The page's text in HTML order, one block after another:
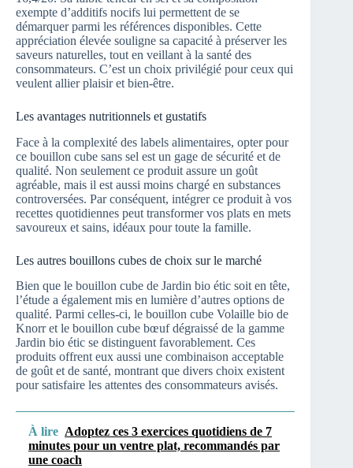
exempte d’additifs nocifs lui permettent de se
démarquer parmi les références disponibles. Cette
appréciation élevée souligne sa capacité à préserver les
saveurs naturelles, tout en veillant à la santé des
consommateurs. C’est un choix privilégié pour ceux qui
veulent allier plaisir et bien-être.
Les avantages nutritionnels et gustatifs
Face à la complexité des labels alimentaires, opter pour
ce bouillon cube sans sel est un gage de sécurité et de
qualité. Non seulement ce produit assure un goût
agréable, mais il est aussi moins chargé en substances
controversées. Par conséquent, intégrer ce produit à vos
recettes quotidiennes peut transformer vos plats en mets
savoureux et sains, idéaux pour toute la famille.
Les autres bouillons cubes de choix sur le marché
Bien que le bouillon cube de Jardin bio étic soit en tête,
l’étude a également mis en lumière d’autres options de
qualité. Parmi celles-ci, le bouillon cube Volaille bio de
Knorr et le bouillon cube bœuf dégraissé de la gamme
Jardin bio étic se distinguent favorablement. Ces
produits offrent eux aussi une combinaison acceptable
de goût et de santé, montrant que divers choix existent
pour satisfaire les attentes des consommateurs avisés.
À lire Adoptez ces 3 exercices quotidiens de 7
minutes pour un ventre plat, recommandés par
une coach